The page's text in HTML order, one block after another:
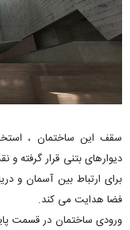
سقف این ساختمان ،
دیوارهای بتنی قرار گرفته
برای ارتباط بین آسمان و
فضا هدایت می کند.